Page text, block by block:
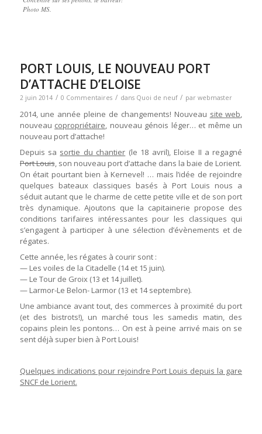
Photo MS.
PORT LOUIS, LE NOUVEAU PORT
D’ATTACHE D’ELOISE
2 juin 2014 / 0 Commentaires / dans Quoi de neuf / par webmaster
2014, une année pleine de changements! Nouveau site web,
nouveau copropriétaire, nouveau génois léger… et même un
nouveau port d’attache!
Depuis sa sortie du chantier (le 18 avril), Eloise II a regagné
Port Louis, son nouveau port d’attache dans la baie de Lorient.
On était pourtant bien à Kernevel! … mais l’idée de rejoindre
quelques bateaux classiques basés à Port Louis nous a
séduit autant que le charme de cette petite ville et de son port
très dynamique. Ajoutons que la capitainerie propose des
conditions tarifaires intéressantes pour les classiques qui
s’engagent à participer à une sélection d’évènements et de
régates.
Cette année, les régates à courir sont :
— Les voiles de la Citadelle (14 et 15 juin).
— Le Tour de Groix (13 et 14 juillet).
— Larmor-Le Belon- Larmor (13 et 14 septembre).
Une ambiance avant tout, des commerces à proximité du port
(et des bistrots!), un marché tous les samedis matin, des
copains plein les pontons… On est à peine arrivé mais on se
sent déjà super bien à Port Louis!
Quelques indications pour rejoindre Port Louis depuis la gare
SNCF de Lorient.